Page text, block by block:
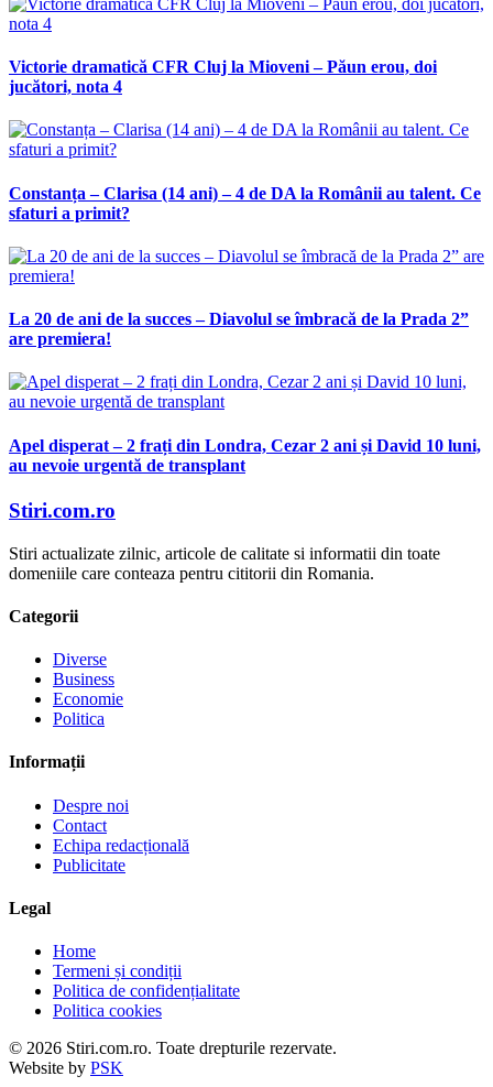
Victorie dramatică CFR Cluj la Mioveni – Păun erou, doi
jucători, nota 4
Constanța – Clarisa (14 ani) – 4 de DA la Românii au talent. Ce
sfaturi a primit?
La 20 de ani de la succes – Diavolul se îmbracă de la Prada 2”
are premiera!
Apel disperat – 2 frați din Londra, Cezar 2 ani și David 10 luni,
au nevoie urgentă de transplant
Stiri.com.ro
Stiri actualizate zilnic, articole de calitate si informatii din toate
domeniile care conteaza pentru cititorii din Romania.
Categorii
Diverse
Business
Economie
Politica
Informații
Despre noi
Contact
Echipa redacțională
Publicitate
Legal
Home
Termeni și condiții
Politica de confidențialitate
Politica cookies
© 2026 Stiri.com.ro. Toate drepturile rezervate.
Website by PSK